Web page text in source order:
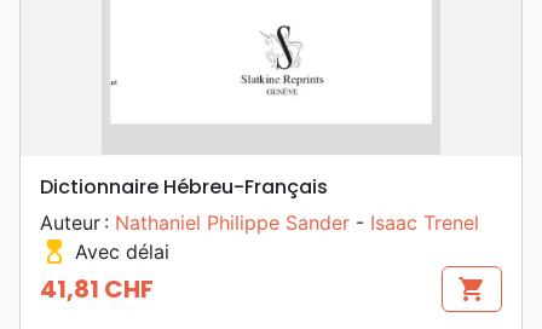
Dictionnaire Hébreu-Français
Auteur : Nathaniel Philippe Sander - Isaac Trenel
hourglass_top Avec délai
Prix
41,81 CHF shopping_cart